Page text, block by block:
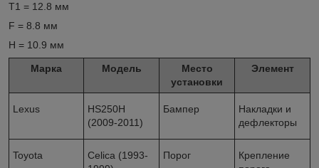
T1 = 12.8 мм
F = 8.8 мм
H = 10.9 мм
Марка Модель
Место
установки
Элемент
Lexus
HS250H
(2009-2011)
Бампер
Накладки и
дефлекторы
Toyota
Celica (1993-
Порог
Крепление